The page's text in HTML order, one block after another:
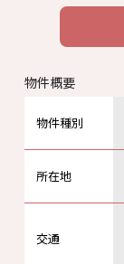
物件概要
物件種別
所在地
交通